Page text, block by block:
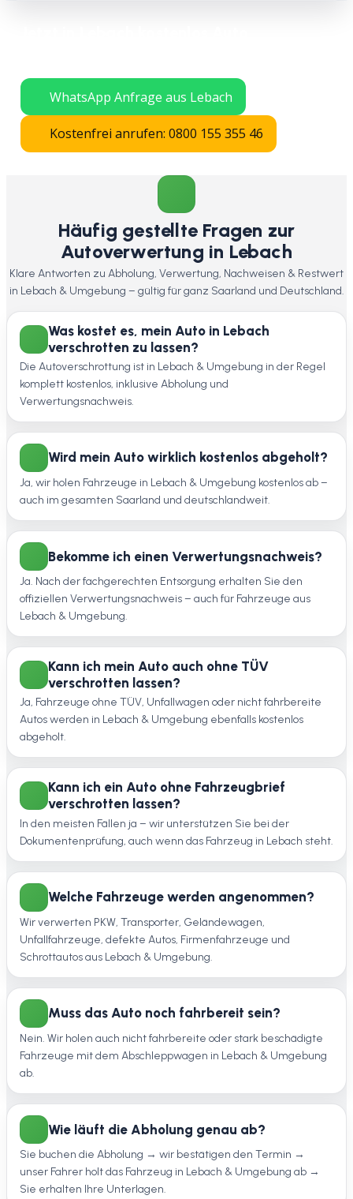
WhatsApp Anfrage aus Lebach
Kostenfrei anrufen: 0800 155 355 46
Häufig gestellte Fragen zur
Autoverwertung in Lebach
Klare Antworten zu Abholung, Verwertung, Nachweisen & Restwert
in Lebach & Umgebung – gültig für ganz Saarland und Deutschland.
Was kostet es, mein Auto in Lebach
verschrotten zu lassen?
Die Autoverschrottung ist in Lebach & Umgebung in der Regel
komplett kostenlos, inklusive Abholung und
Verwertungsnachweis.
Wird mein Auto wirklich kostenlos abgeholt?
Ja, wir holen Fahrzeuge in Lebach & Umgebung kostenlos ab –
auch im gesamten Saarland und deutschlandweit.
Bekomme ich einen Verwertungsnachweis?
Ja. Nach der fachgerechten Entsorgung erhalten Sie den
offiziellen Verwertungsnachweis – auch für Fahrzeuge aus
Lebach & Umgebung.
Kann ich mein Auto auch ohne TÜV
verschrotten lassen?
Ja, Fahrzeuge ohne TÜV, Unfallwagen oder nicht fahrbereite
Autos werden in Lebach & Umgebung ebenfalls kostenlos
abgeholt.
Kann ich ein Auto ohne Fahrzeugbrief
verschrotten lassen?
In den meisten Fällen ja – wir unterstützen Sie bei der
Dokumentenprüfung, auch wenn das Fahrzeug in Lebach steht.
Welche Fahrzeuge werden angenommen?
Wir verwerten PKW, Transporter, Geländewagen,
Unfallfahrzeuge, defekte Autos, Firmenfahrzeuge und
Schrottautos aus Lebach & Umgebung.
Muss das Auto noch fahrbereit sein?
Nein. Wir holen auch nicht fahrbereite oder stark beschädigte
Fahrzeuge mit dem Abschleppwagen in Lebach & Umgebung
ab.
Wie läuft die Abholung genau ab?
Sie buchen die Abholung → wir bestätigen den Termin →
unser Fahrer holt das Fahrzeug in Lebach & Umgebung ab →
Sie erhalten Ihre Unterlagen.